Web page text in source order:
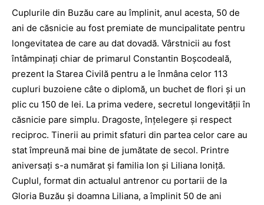
Cuplurile din Buzău care au împlinit, anul acesta, 50 de
ani de căsnicie au fost premiate de muncipalitate pentru
longevitatea de care au dat dovadă. Vârstnicii au fost
întâmpinați chiar de primarul Constantin Boşcodeală,
prezent la Starea Civilă pentru a le înmâna celor 113
cupluri buzoiene câte o diplomă, un buchet de flori și un
plic cu 150 de lei. La prima vedere, secretul longevităţii în
căsnicie pare simplu. Dragoste, înţelegere şi respect
reciproc. Tinerii au primit sfaturi din partea celor care au
stat împreună mai bine de jumătate de secol. Printre
aniversaţi s-a numărat şi familia Ion şi Liliana Ioniţă.
Cuplul, format din actualul antrenor cu portarii de la
Gloria Buzău şi doamna Liliana, a împlinit 50 de ani